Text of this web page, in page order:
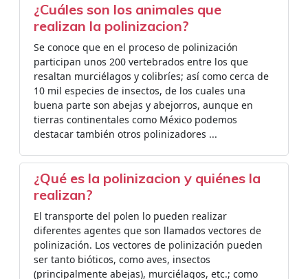
¿Cuáles son los animales que
realizan la polinizacion?
Se conoce que en el proceso de polinización
participan unos 200 vertebrados entre los que
resaltan murciélagos y colibríes; así como cerca de
10 mil especies de insectos, de los cuales una
buena parte son abejas y abejorros, aunque en
tierras continentales como México podemos
destacar también otros polinizadores ...
¿Qué es la polinizacion y quiénes la
realizan?
El transporte del polen lo pueden realizar
diferentes agentes que son llamados vectores de
polinización. Los vectores de polinización pueden
ser tanto bióticos, como aves, insectos
(principalmente abejas), murciélagos, etc.; como